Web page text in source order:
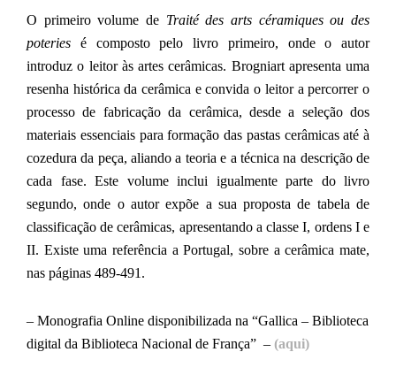
O primeiro volume de Traité des arts céramiques ou des
poteries é composto pelo livro primeiro, onde o autor
introduz o leitor às artes cerâmicas. Brogniart apresenta uma
resenha histórica da cerâmica e convida o leitor a percorrer o
processo de fabricação da cerâmica, desde a seleção dos
materiais essenciais para formação das pastas cerâmicas até à
cozedura da peça, aliando a teoria e a técnica na descrição de
cada fase. Este volume inclui igualmente parte do livro
segundo, onde o autor expõe a sua proposta de tabela de
classificação de cerâmicas, apresentando a classe I, ordens I e
II. Existe uma referência a Portugal, sobre a cerâmica mate,
nas páginas 489-491.
– Monografia Online disponibilizada na “Gallica – Biblioteca
digital da Biblioteca Nacional de França” – (aqui)